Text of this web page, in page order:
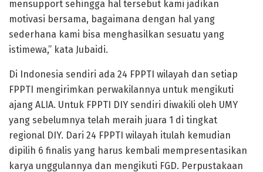
mensupport sehingga hal tersebut kami jadikan
motivasi bersama, bagaimana dengan hal yang
sederhana kami bisa menghasilkan sesuatu yang
istimewa,” kata Jubaidi.
Di Indonesia sendiri ada 24 FPPTI wilayah dan setiap
FPPTI mengirimkan perwakilannya untuk mengikuti
ajang ALIA. Untuk FPPTI DIY sendiri diwakili oleh UMY
yang sebelumnya telah meraih juara 1 di tingkat
regional DIY. Dari 24 FPPTI wilayah itulah kemudian
dipilih 6 finalis yang harus kembali mempresentasikan
karya unggulannya dan mengikuti FGD. Perpustakaan